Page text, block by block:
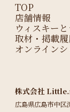
TOP
店舗情報
ウィスキー
取材・掲載
オンライン
株式会社
広島県広島市中区